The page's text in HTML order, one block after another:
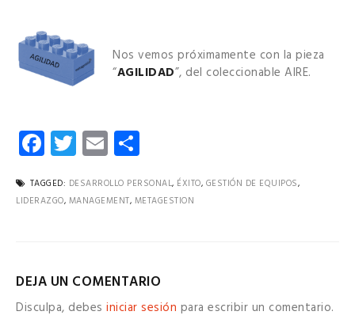
Nos vemos próximamente con la pieza
“AGILIDAD”, del coleccionable AIRE.
Facebook
Twitter
Email
TAGGED: DESARROLLO PERSONAL, ÉXITO, GESTIÓN DE EQUIPOS,
LIDERAZGO, MANAGEMENT, METAGESTION
DEJA UN COMENTARIO
Disculpa, debes iniciar sesión para escribir un comentario.